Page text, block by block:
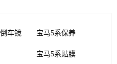
车镜 宝马5系保养
宝马5系贴膜